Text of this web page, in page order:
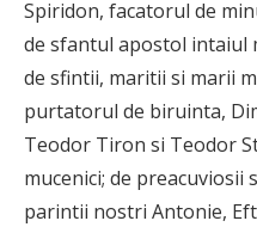
Spiridon, facatorul de
de sfantul apostol intaiul
de sfintii, maritii si marii
purtatorul de biruinta,
Teodor Tiron si Teodor
mucenici; de
parintii nostri Antonie,